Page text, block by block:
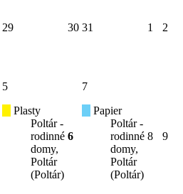
29 30 31 1 2
5
Plasty
Poltár -
rodinné
domy,
Poltár
(Poltár)
6
7
Papier
Poltár -
rodinné
domy,
Poltár
(Poltár)
8 9